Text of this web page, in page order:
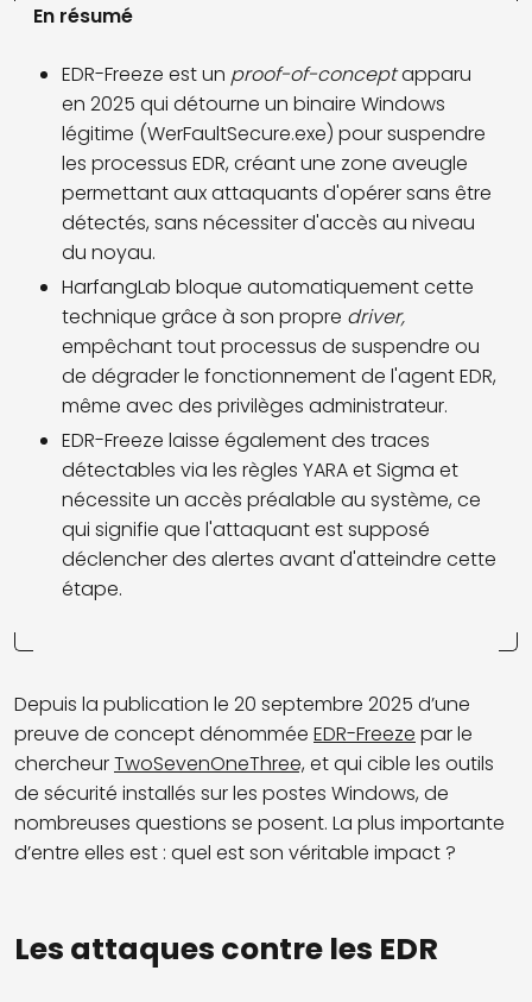
En résumé
EDR-Freeze est un proof-of-conceptapparu
en 2025 qui détourne un binaire Windows
légitime (WerFaultSecure.exe) pour suspendre
les processus EDR, créant une zone aveugle
permettant aux attaquants d'opérer sans être
détectés, sans nécessiter d'accès au niveau
du noyau.
HarfangLab bloque automatiquement cette
technique grâce à son propre driver,
empêchant tout processus de suspendre ou
de dégrader le fonctionnement de l'agent EDR,
même avec des privilèges administrateur.
EDR-Freeze laisse également des traces
détectables via les règles YARA et Sigma et
nécessite un accès préalable au système, ce
qui signifie que l'attaquant est supposé
déclencher des alertes avant d'atteindre cette
étape.
Depuis la publication le 20 septembre 2025 d’une
preuve de concept dénommée EDR-Freeze par le
chercheurTwoSevenOneThree, etqui cible les outils
de sécurité installés surles postes Windows, de
nombreuses questions se posent. La plus importante
d’entre elles est : quel est son véritable impact ?
Les attaques contre les EDR